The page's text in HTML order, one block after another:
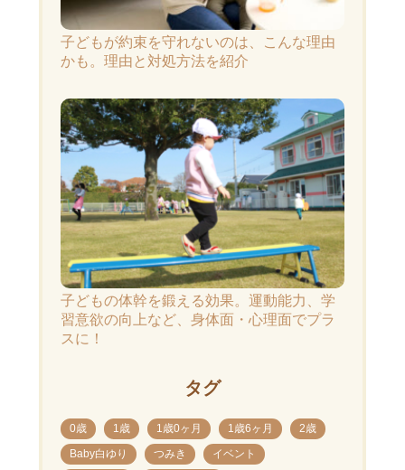
子どもが約束を守れないのは、こんな理由
かも。理由と対処方法を紹介
子どもの体幹を鍛える効果。運動能力、学
習意欲の向上など、身体面・心理面でプラ
スに！
タグ
0歳 1歳 1歳0ヶ月 1歳6ヶ月
2歳
Baby白ゆり
つみき
イベント